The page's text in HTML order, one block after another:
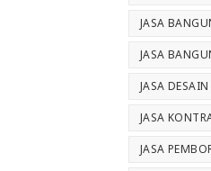
JASA
JASA
JASA
JASA
JASA